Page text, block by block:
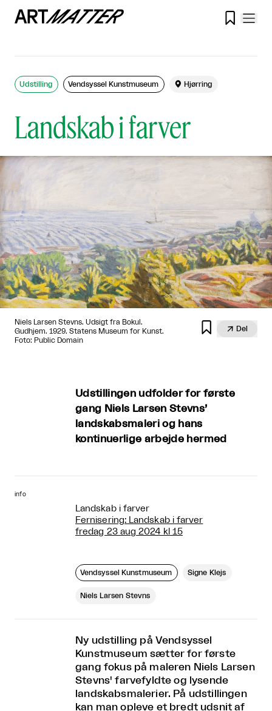

Landskab i farver
Udstilling Vendsyssel Kunstmuseum  Hjørring
Niels Larsen Stevns. Udsigt fra Bokul.
Gudhjem. 1929. Statens Museum for Kunst.
Foto: Public Domain
  Del
Udstillingen udfolder for første
gang Niels Larsen Stevns’
landskabsmaleri og hans
kontinuerlige arbejde hermed
info
Landskab i farver
Fernisering: Landskab i farver
fredag 23 aug 2024 kl 15
Vendsyssel Kunstmuseum Signe Klejs
Niels Larsen Stevns
Ny udstilling på Vendsyssel
Kunstmuseum sætter for første
gang fokus på maleren Niels Larsen
Stevns' farvefyldte og lysende
landskabsmalerier. På udstillingen
kan man opleve et bredt udsnit af